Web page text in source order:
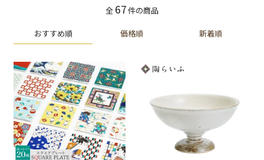
全 67件の商品
おすすめ順 価格順 新着順